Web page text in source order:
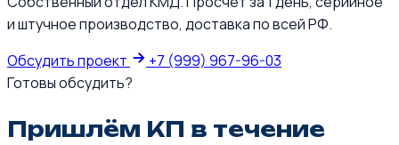
и штучное производство, доставка по всей РФ.
Обсудить проект
+7 (999) 967-96-03
Готовы обсудить?
Пришлём КП в течение